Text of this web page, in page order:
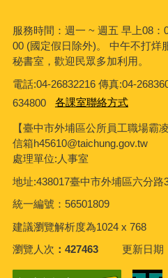
服務時間：週一 ~ 週五 早上08：
00 (國定假日除外)。 中午不打烊
秘書室，歡迎民眾多加利用。
電話:04-26832216 傳真:04-
634800
各課室聯絡方式
【臺中市外埔區公所員工職場霸
信箱h45610@taichung.gov.tw
處理單位:人事室
地址:438017臺中市外埔區六分路
統一編號：56501809
建議瀏覽解析度為1024 x 768
瀏覽人次
427463 更新日期